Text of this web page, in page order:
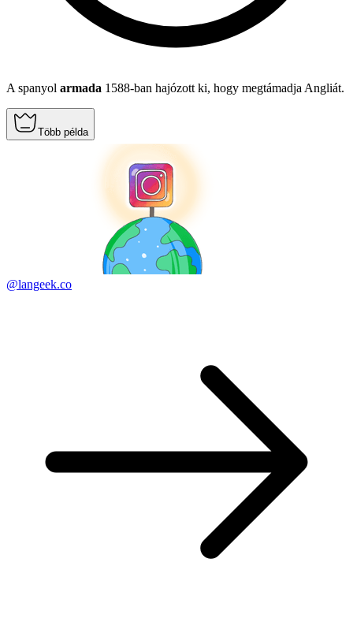
A spanyol armada 1588-ban hajózott ki, hogy megtámadja Angliát.
Több példa
@langeek.co